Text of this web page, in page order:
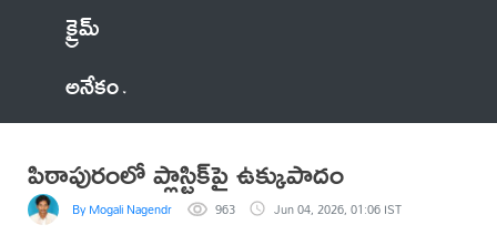
క్రైమ్
అనేకం
పిఠాపురంలో ప్లాస్టిక్‌పై ఉక్కుపాదం
By Mogali Nagendra 963 Jun 04, 2026, 01:06 IST